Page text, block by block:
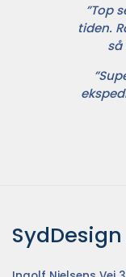
”Top
tiden.
så